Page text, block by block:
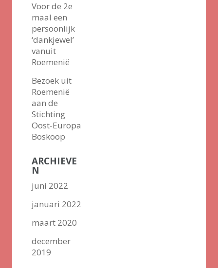
Voor de 2e
maal een
persoonlijk
‘dankjewel’
vanuit
Roemenië
Bezoek uit
Roemenië
aan de
Stichting
Oost-Europa
Boskoop
ARCHIEVE
N
juni 2022
januari 2022
maart 2020
december
2019